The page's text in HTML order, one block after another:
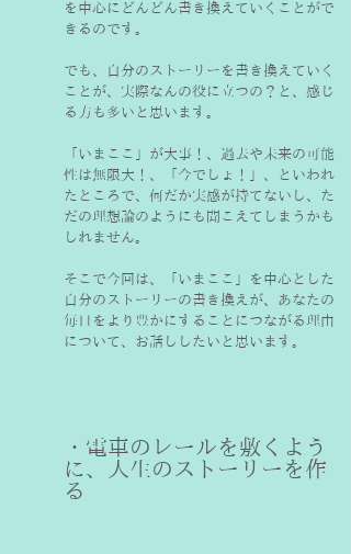
を中心にどんどん書き換えていくことがで
きるのです。
でも、自分のストーリーを書き換えていく
ことが、実際なんの役に立つの？と、感じ
る方も多いと思います。
「いまここ」が大事！、過去や未来の可能
性は無限大！、「今でしょ！」、といわれ
たところで、何だか実感が持てないし、た
だの理想論のようにも聞こえてしまうかも
しれません。
そこで今回は、「いまここ」を中心とした
自分のストーリーの書き換えが、あなたの
毎日をより豊かにすることにつながる理由
について、お話ししたいと思います。
・電車のレールを敷くよう
に、人生のストーリーを作
る